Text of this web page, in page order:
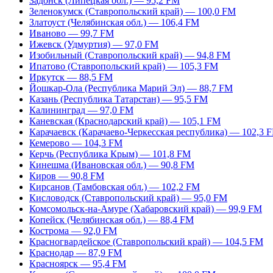
Зеленокумск (Ставропольский край) — 100,0 FM
Златоуст (Челябинская обл.) — 106,4 FM
Иваново — 99,7 FM
Ижевск (Удмуртия) — 97,0 FM
Изобильный (Ставропольский край) — 94,8 FM
Ипатово (Ставропольский край) — 105,3 FM
Иркутск — 88,5 FM
Йошкар-Ола (Республика Марий Эл) — 88,7 FM
Казань (Республика Татарстан) — 95,5 FM
Калининград — 97,0 FM
Каневская (Краснодарский край) — 105,1 FM
Карачаевск (Карачаево-Черкесская республика) — 102,3
Кемерово — 104,3 FM
Керчь (Республика Крым) — 101,8 FM
Кинешма (Ивановская обл.) — 90,8 FM
Киров — 90,8 FM
Кирсанов (Тамбовская обл.) — 102,2 FM
Кисловодск (Ставропольский край) — 95,0 FM
Комсомольск-на-Амуре (Хабаровский край) — 99,9 FM
Копейск (Челябинская обл.) — 88,4 FM
Кострома — 92,0 FM
Красногвардейское (Ставропольский край) — 104,5 FM
Краснодар — 87,9 FM
Красноярск — 95,4 FM